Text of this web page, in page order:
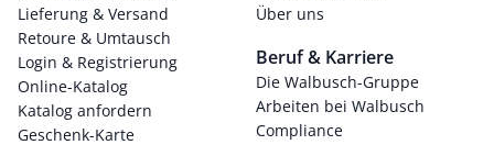
Lieferung & Versand
Retoure & Umtausch
Login & Registrierung
Online-Katalog
Katalog anfordern
Geschenk-Karte
Über uns
Beruf & Karriere
Die Walbusch-Gruppe
Arbeiten bei Walbusch
Compliance